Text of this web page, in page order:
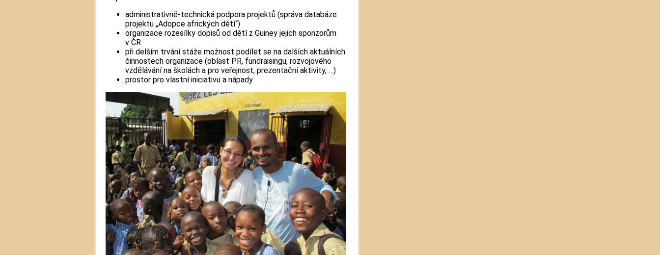
administrativně-technická podpora projektů (správa databáze
projektu „Adopce afrických dětí“)
organizace rozesílky dopisů od dětí z Guiney jejich sponzorům
v ČR
při delším trvání stáže možnost podílet se na dalších aktuálních
činnostech organizace (oblast PR, fundraisingu, rozvojového
vzdělávání na školách a pro veřejnost, prezentační aktivity, …)
prostor pro vlastní iniciativu a nápady